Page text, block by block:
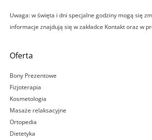
Uwaga: w święta i dni specjalne godziny mogą się
informacje znajdują się w zakładce Kontakt oraz w
Oferta
Bony Prezentowe
Fizjoterapia
Kosmetologia
Masaże relaksacyjne
Ortopedia
Dietetyka